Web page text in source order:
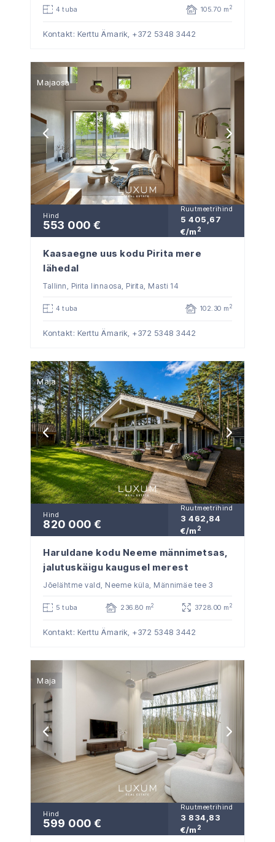
4 tuba 105.70 m 2
Kontakt: Kerttu Ämarik, +372 5348 3442
Majaosa
Hind
553 000 €
Ruutmeetrihind
5 405,67
€/m 2
Kaasaegne uus kodu Pirita mere
lähedal
Tallinn, Pirita linnaosa, Pirita, Masti 14
4 tuba 102.30 m 2
Kontakt: Kerttu Ämarik, +372 5348 3442
Maja
Hind
820 000 €
Ruutmeetrihind
3 462,84
€/m 2
Haruldane kodu Neeme männimetsas,
jalutuskäigu kaugusel merest
Jõelähtme vald, Neeme küla, Männimäe tee 3
5 tuba 236.80 m2 3728.00 m 2
Kontakt: Kerttu Ämarik, +372 5348 3442
Maja
Hind
599 000 €
Ruutmeetrihind
3 834,83
€/m 2